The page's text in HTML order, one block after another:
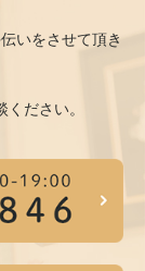
いをさせて頂き
ださい。